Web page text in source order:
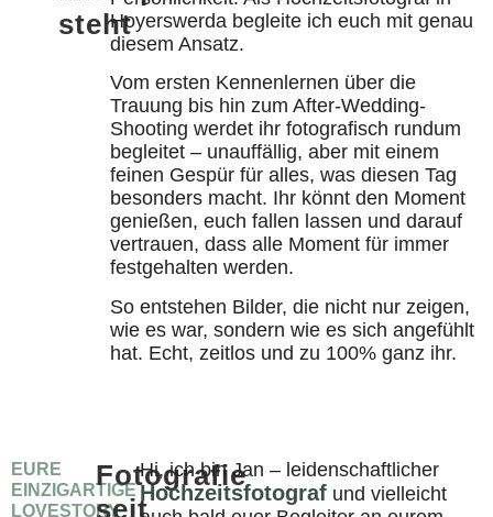
stehtHoyerswerda begleite ich euch mit genau
diesem Ansatz.
Vom ersten Kennenlernen über die
Trauung bis hin zum After-Wedding-
Shooting werdet ihr fotografisch rundum
begleitet – unauffällig, aber mit einem
feinen Gespür für alles, was diesen Tag
besonders macht. Ihr könnt den Moment
genießen, euch fallen lassen und darauf
vertrauen, dass alle Moment für immer
festgehalten werden.
So entstehen Bilder, die nicht nur zeigen,
wie es war, sondern wie es sich angefühlt
hat. Echt, zeitlos und zu 100% ganz ihr.
EURE
EINZIGARTIGE
LOVESTORY
Fotografie
seit
Hi, ich bin Jan – leidenschaftlicher
Hochzeitsfotograf und vielleicht